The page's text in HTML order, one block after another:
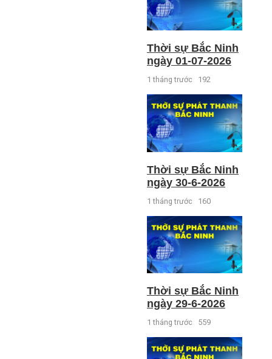
Thời sự Bắc Ninh
ngày 01-07-2026
1 tháng trước 192
Thời sự Bắc Ninh
ngày 30-6-2026
1 tháng trước 160
Thời sự Bắc Ninh
ngày 29-6-2026
1 tháng trước 559